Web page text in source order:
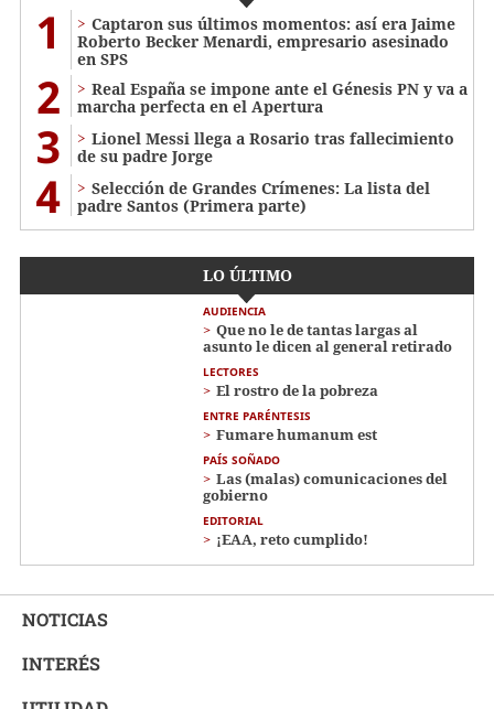
1
Captaron sus últimos momentos: así era Jaime
Roberto Becker Menardi​​​, empresario asesinado
en SPS
2
Real España se impone ante el Génesis PN y va a
marcha perfecta en el Apertura
3
Lionel Messi llega a Rosario tras fallecimiento
de su padre Jorge
4
Selección de Grandes Crímenes: La lista del
padre Santos (Primera parte)
LO ÚLTIMO
AUDIENCIA
Que no le de tantas largas al
asunto le dicen al general retirado
LECTORES
El rostro de la pobreza
ENTRE PARÉNTESIS
Fumare humanum est
PAÍS SOÑADO
Las (malas) comunicaciones del
gobierno
EDITORIAL
¡EAA, reto cumplido!
NOTICIAS
INTERÉS